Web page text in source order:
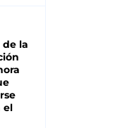
de la
el